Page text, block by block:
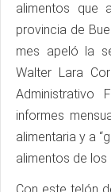
alimentos que
provincia de
mes apeló la
Walter Lara
informes
alimentaria y a
alimentos de los